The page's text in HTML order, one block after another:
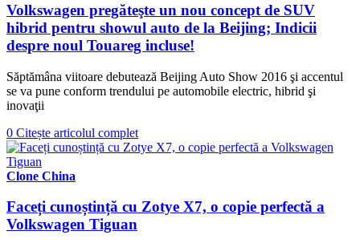
Volkswagen pregăteşte un nou concept de SUV
hibrid pentru showul auto de la Beijing; Indicii
despre noul Touareg incluse!
Săptămâna viitoare debutează Beijing Auto Show 2016 şi accentul
se va pune conform trendului pe automobile electric, hibrid şi
inovaţii
0 Citește articolul complet
Clone China
Faceți cunoștință cu Zotye X7, o copie perfectă a
Volkswagen Tiguan